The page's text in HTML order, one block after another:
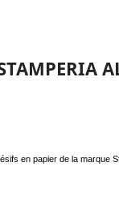
en papier de la marque